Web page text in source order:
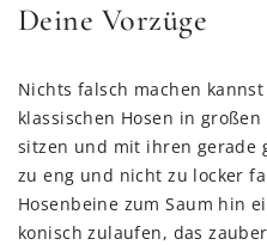
Deine Vorzüge
Nichts falsch machen
klassischen Hosen in
sitzen und mit ihren gerade
zu eng und nicht zu locker
Hosenbeine zum Saum hin
konisch zulaufen, das